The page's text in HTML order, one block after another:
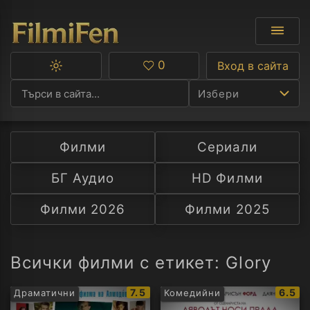
Избери
Ф
С
А
Превключване
тъмна
тема
Любими
0 Вход в сайта
Филми
Сериали
БГ Аудио
HD Филми
Филми 2026
Филми 2025
Всички филми с етикет: Glory
Драматични
IMDb
рейтинг:
7.5 Комедийни
IMDb
6.5